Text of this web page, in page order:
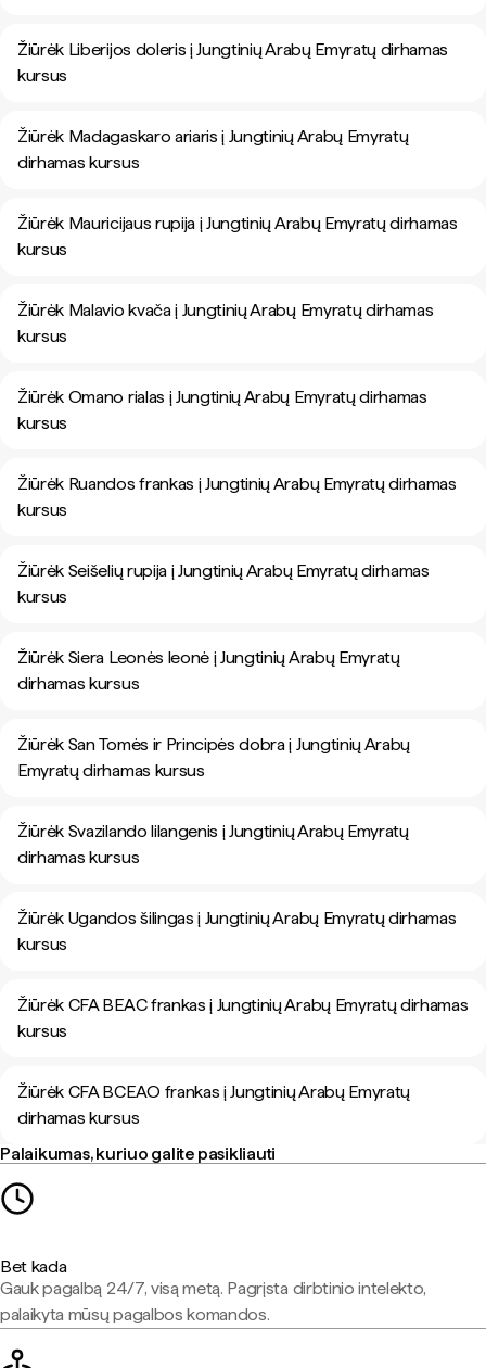
Žiūrėk Liberijos doleris į Jungtinių Arabų Emyratų dirhamas
kursus
Žiūrėk Madagaskaro ariaris į Jungtinių Arabų Emyratų
dirhamas kursus
Žiūrėk Mauricijaus rupija į Jungtinių Arabų Emyratų dirhamas
kursus
Žiūrėk Malavio kvača į Jungtinių Arabų Emyratų dirhamas
kursus
Žiūrėk Omano rialas į Jungtinių Arabų Emyratų dirhamas
kursus
Žiūrėk Ruandos frankas į Jungtinių Arabų Emyratų dirhamas
kursus
Žiūrėk Seišelių rupija į Jungtinių Arabų Emyratų dirhamas
kursus
Žiūrėk Siera Leonės leonė į Jungtinių Arabų Emyratų
dirhamas kursus
Žiūrėk San Tomės ir Principės dobra į Jungtinių Arabų
Emyratų dirhamas kursus
Žiūrėk Svazilando lilangenis į Jungtinių Arabų Emyratų
dirhamas kursus
Žiūrėk Ugandos šilingas į Jungtinių Arabų Emyratų dirhamas
kursus
Žiūrėk CFA BEAC frankas į Jungtinių Arabų Emyratų dirhamas
kursus
Žiūrėk CFA BCEAO frankas į Jungtinių Arabų Emyratų
dirhamas kursus
Palaikumas, kuriuo galite pasikliauti
Bet kada
Gauk pagalbą 24/7, visą metą. Pagrįsta dirbtinio intelekto,
palaikyta mūsų pagalbos komandos.